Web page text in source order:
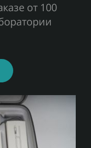
от 100